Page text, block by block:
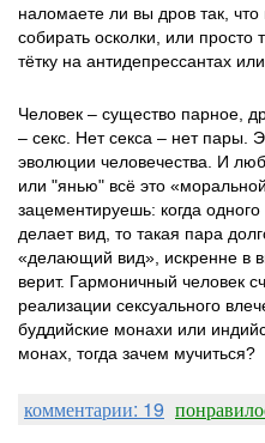
наломаете ли вы дров так,
собирать осколки, или просто
тётку на антидепрессантах
Человек – существо парное,
– секс. Нет секса – нет пары.
эволюции человечества. И
или "янью" всё это
зацементируешь: когда одного
делает вид, то такая пара
«делающий вид», искренне в
верит. Гармоничный человек
реализации сексуального
буддийские монахи или
монах, тогда зачем мучиться?
комментарии: 19